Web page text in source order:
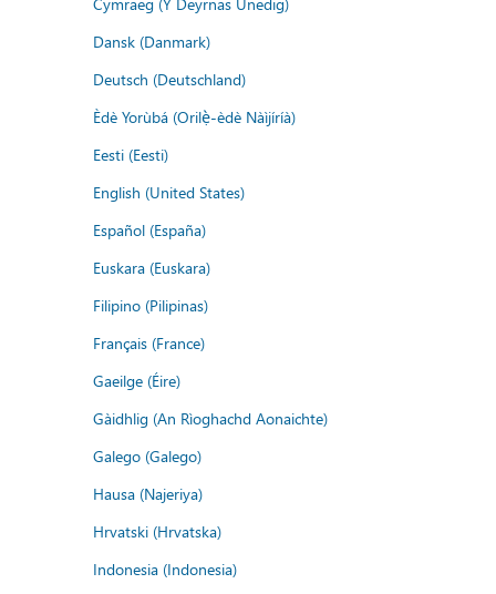
Dansk (Danmark)
Deutsch (Deutschland)
Èdè Yorùbá (Orilẹ̀-èdè Nàìjíríà)
Eesti (Eesti)
English (United States)
Español (España)
Euskara (Euskara)
Filipino (Pilipinas)
Français (France)
Gaeilge (Éire)
Gàidhlig (An Rìoghachd Aonaichte)
Galego (Galego)
Hausa (Najeriya)
Hrvatski (Hrvatska)
Indonesia (Indonesia)